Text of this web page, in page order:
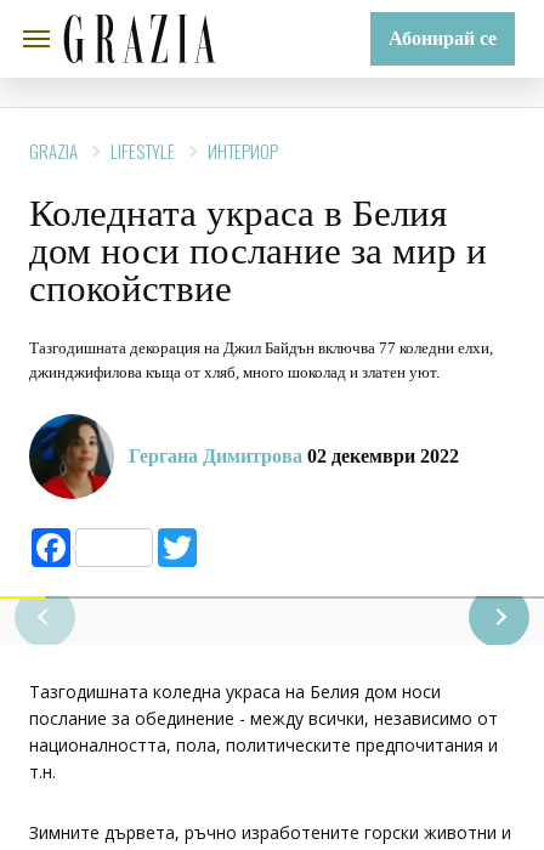
Абонирай се
Коледната украса в Белия
дом носи послание за мир и
Тазгодишната декорация на Джил Байдън включва 77 коледни елхи,
Facebook
Тазгодишната коледна украса на Белия дом носи
послание за обединение - между всички, независимо от
националността, пола, политическите предпочитания и